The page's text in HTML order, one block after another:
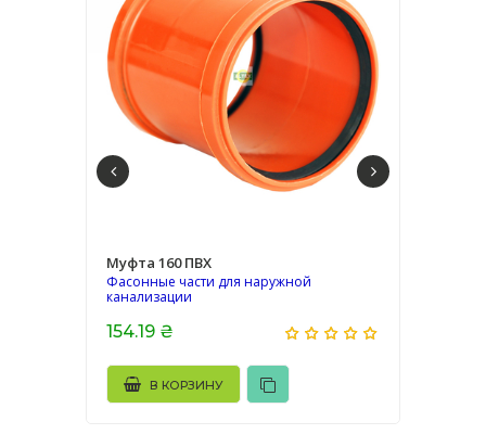
Муфта 160 ПВХ
Фасонные части для наружной
канализации
154.19 ₴
В КОРЗИНУ